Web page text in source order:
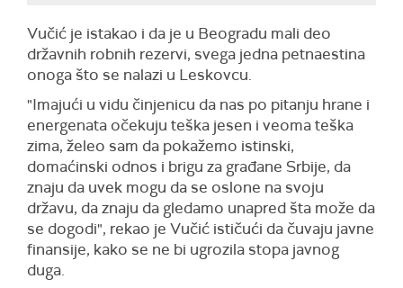
Vučić je istakao i da je u Beogradu mali deo
državnih robnih rezervi, svega jedna petnaestina
onoga što se nalazi u Leskovcu.
"Imajući u vidu činjenicu da nas po pitanju hrane i
energenata očekuju teška jesen i veoma teška
zima, želeo sam da pokažemo istinski,
domaćinski odnos i brigu za građane Srbije, da
znaju da uvek mogu da se oslone na svoju
državu, da znaju da gledamo unapred šta može da
se dogodi", rekao je Vučić ističući da čuvaju javne
finansije, kako se ne bi ugrozila stopa javnog
duga.